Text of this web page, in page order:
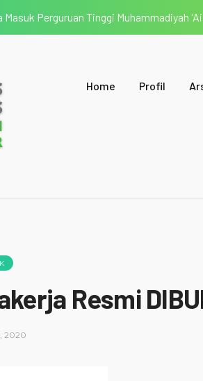
Perguruan Tinggi Muhammadiyah
Home Profil
Resmi
2020